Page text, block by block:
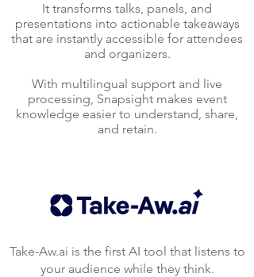
It transforms talks, panels, and
presentations into actionable takeaways
that are instantly accessible for attendees
and organizers.
With multilingual support and live
processing, Snapsight makes event
knowledge easier to understand, share,
and retain.
Take-Aw.ai is the first AI tool that listens to
your audience while they think.